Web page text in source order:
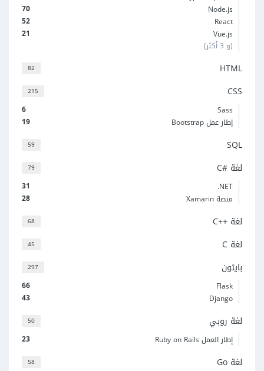
70
Node.js
52
React
21
Vue.js
(و 3 أكثر)
82 HTML
215 CSS
6
Sass
19
إطار عمل Bootstrap
59 SQL
79 لغة C#‎
31
‎.NET
28
منصة Xamarin
68 لغة C++‎
45 لغة C
297 بايثون
66
Flask
43
Django
50 لغة روبي
23 إطار العمل Ruby on Rails
58 لغة Go